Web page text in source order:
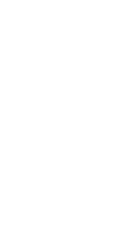
investir dans une liseuse
liseuse fait économiser de
de faire un article complet
question ?
se le demander : pourquoi
?
qu’un ebook est vendu